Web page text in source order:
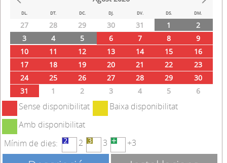
Prev Next
DL. DT. DC. DJ. DV. DS. DM.
27 28 29 30 31 1
2
3
4 5 6 7 8
9
10
11 12 13 14 15
16
17
18 19 20 21 22
23
24
25 26 27 28 29
30
31
1 2 3 4 5 6
Sense disponibilitat
Baixa disponibilitat
Amb disponibilitat
Mínim de dies:
2 3 +3